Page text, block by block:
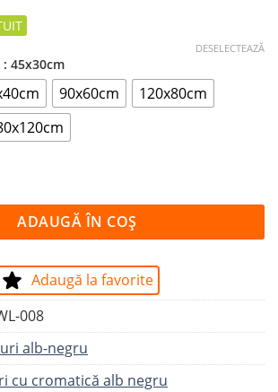
: 45x30cm
90x60cm
120x80cm
DESELECTEAZĂ
ADAUGĂ ÎN COȘ
Adaugă la favorite
008
alb-negru
cu cromatică alb negru